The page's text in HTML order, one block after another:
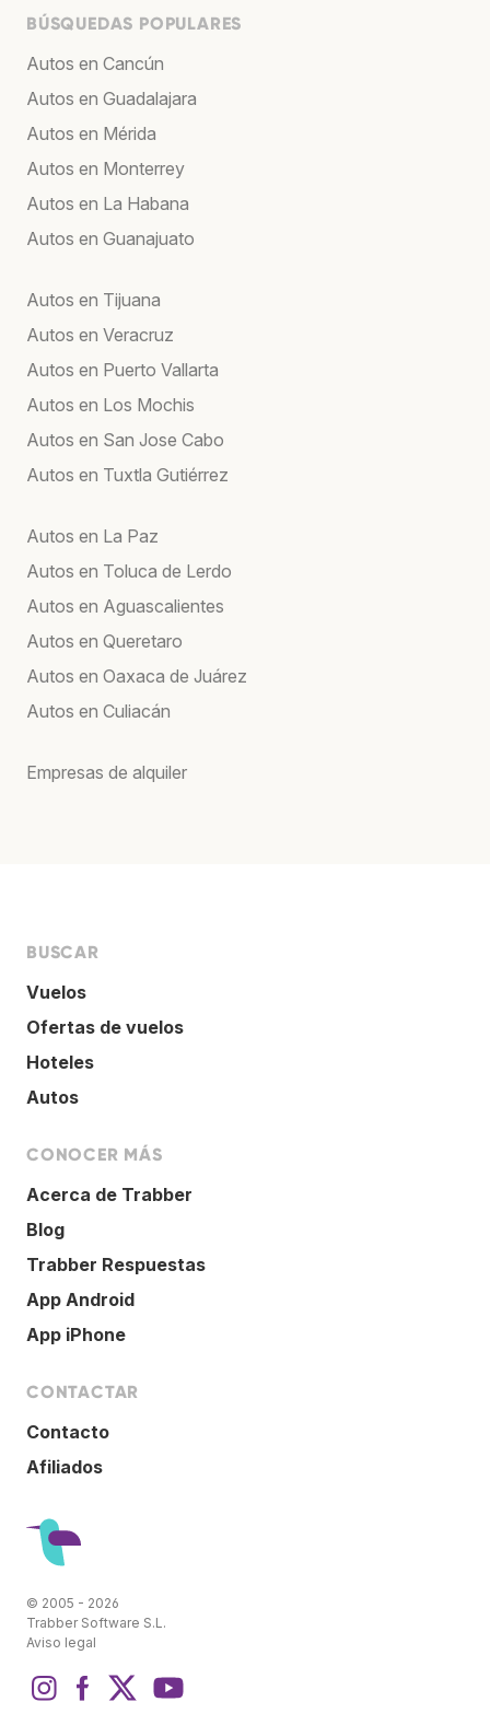
BÚSQUEDAS POPULARES
Autos en Cancún
Autos en Guadalajara
Autos en Mérida
Autos en Monterrey
Autos en La Habana
Autos en Guanajuato
Autos en Tijuana
Autos en Veracruz
Autos en Puerto Vallarta
Autos en Los Mochis
Autos en San Jose Cabo
Autos en Tuxtla Gutiérrez
Autos en La Paz
Autos en Toluca de Lerdo
Autos en Aguascalientes
Autos en Queretaro
Autos en Oaxaca de Juárez
Autos en Culiacán
Empresas de alquiler
BUSCAR
Vuelos
Ofertas de vuelos
Hoteles
Autos
CONOCER MÁS
Acerca de Trabber
Blog
Trabber Respuestas
App Android
App iPhone
CONTACTAR
Contacto
Afiliados
© 2005 - 2026
Trabber Software S.L.
Aviso legal